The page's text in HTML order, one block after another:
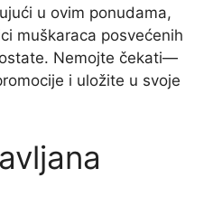
u ovim ponudama,
muškaraca posvećenih
Nemojte čekati—
i uložite u svoje